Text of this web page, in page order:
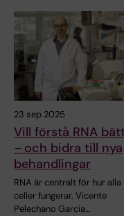
23 sep 2025
Vill förstå RNA
– och bidra till nya
behandlingar
RNA är centralt för hur alla
celler fungerar. Vicente
Pelechano Garcia…